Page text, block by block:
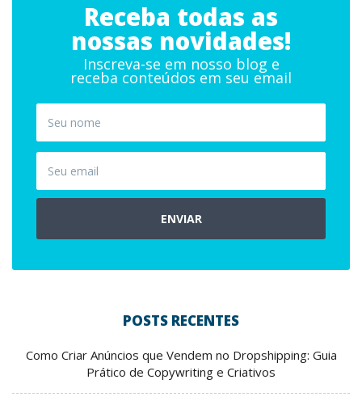
Receba todas as
nossas novidades!
Inscreva-se em nosso blog e
receba conteúdos em seu email
ENVIAR
POSTS RECENTES
Como Criar Anúncios que Vendem no Dropshipping: Guia
Prático de Copywriting e Criativos